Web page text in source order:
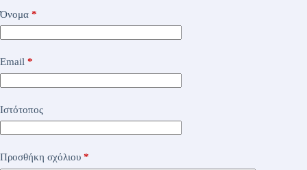
Όνομα *
Email *
Ιστότοπος
Προσθήκη σχόλιου *